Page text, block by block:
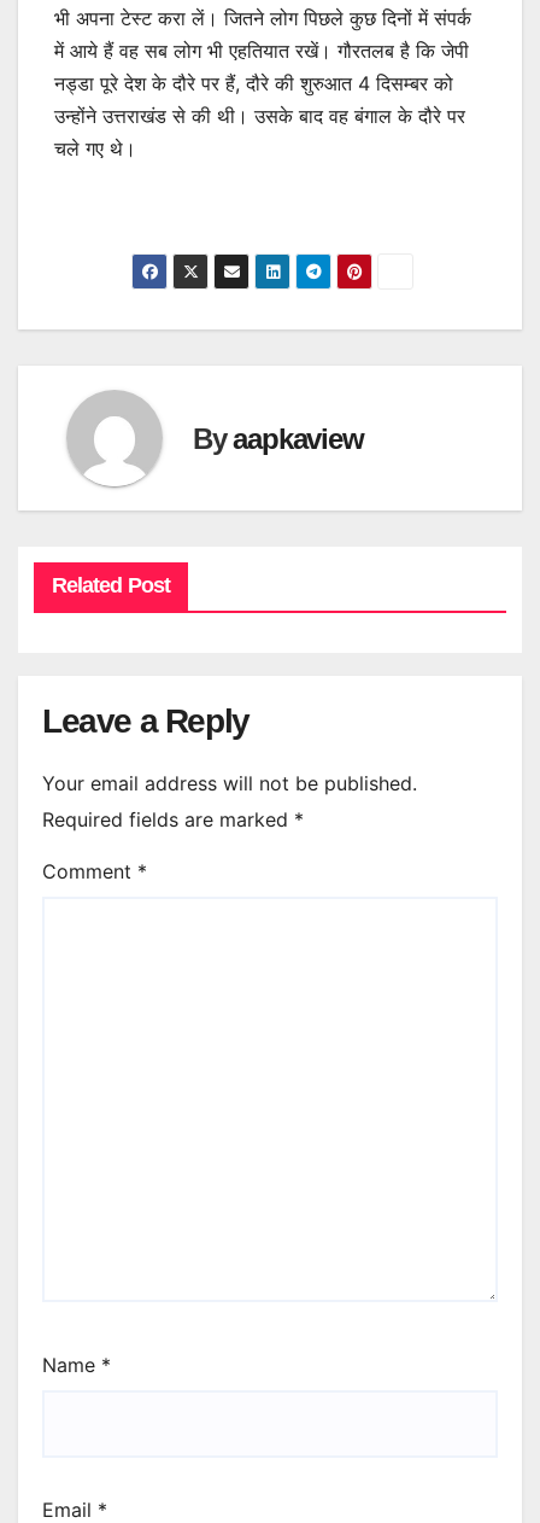
भी अपना टेस्ट करा लें। जितने लोग पिछले कुछ दिनों में संपर्क
में आये हैं वह सब लोग भी एहतियात रखें। गौरतलब है कि जेपी
नड्डा पूरे देश के दौरे पर हैं, दौरे की शुरुआत 4 दिसम्बर को
उन्होंने उत्तराखंड से की थी। उसके बाद वह बंगाल के दौरे पर
चले गए थे।
Byaapkaview
Related Post
Leave a Reply
Your email address will not be published.
Required fields are marked *
Comment *
Name *
Email *